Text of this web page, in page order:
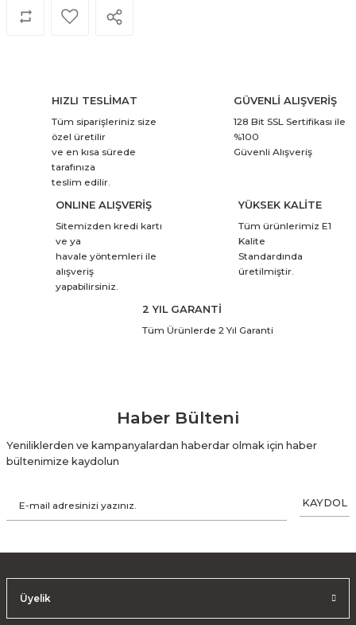
HIZLI TESLİMAT
Tüm siparişleriniz size
özel üretilir
ve en kısa sürede
tarafınıza
teslim edilir.
GÜVENLİ ALIŞVERİŞ
128 Bit SSL Sertifikası ile
%100
Güvenli Alışveriş
ONLINE ALIŞVERİŞ
Sitemizden kredi kartı
ve ya
havale yöntemleri ile
alışveriş
yapabilirsiniz.
YÜKSEK KALİTE
Tüm ürünlerimiz E1
Kalite
Standardında
üretilmiştir.
2 YIL GARANTİ
Tüm Ürünlerde 2 Yıl Garanti
Haber Bülteni
Yeniliklerden ve kampanyalardan haberdar olmak için haber
bültenimize kaydolun
KAYDOL
Üyelik